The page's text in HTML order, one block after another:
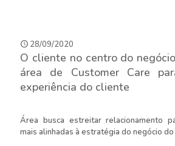
28/09/2020
O cliente no centro do
área de Customer Care
experiência do cliente
Área busca estreitar relacionamento
mais alinhadas à estratégia do negócio